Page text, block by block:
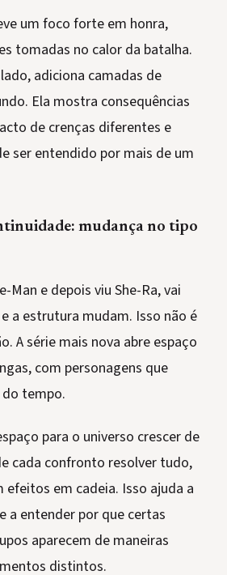
um foco forte em honra,
tomadas no calor da batalha.
adiciona camadas de
Ela mostra consequências
de crenças diferentes e
ser entendido por mais de um
mudança no tipo
Man e depois viu She-Ra, vai
a estrutura mudam. Isso não é
A série mais nova abre espaço
com personagens que
tempo.
para o universo crescer de
cada confronto resolver tudo,
efeitos em cadeia. Isso ajuda a
a entender por que certas
aparecem de maneiras
distintos.